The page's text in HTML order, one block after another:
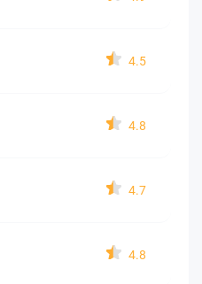
4.5
4.8
4.7
4.8